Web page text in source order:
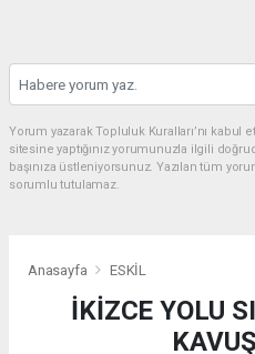
Yorum yazarak Topluluk Kuralları’nı
sitesine yaptığınız yorumunuzla ilgili
başınıza üstleniyorsunuz. Yazılan tüm
sorumlu tutulamaz.
Anasayfa ESKİL
İKİZCE YOLU